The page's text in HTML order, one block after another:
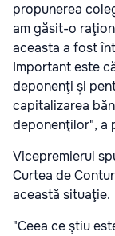
propunerea
am găsit-o
aceasta a fost
Important este
deponenţi şi
capitalizarea
deponenţilor", a
Vicepremierul
Curtea de
această situaţie.
"Ceea ce ştiu